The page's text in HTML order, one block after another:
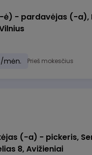
ė) - pardavėjas (-a),
mėn. Prieš mokesčius
(-a) - pickeris,
8, Avižieniai